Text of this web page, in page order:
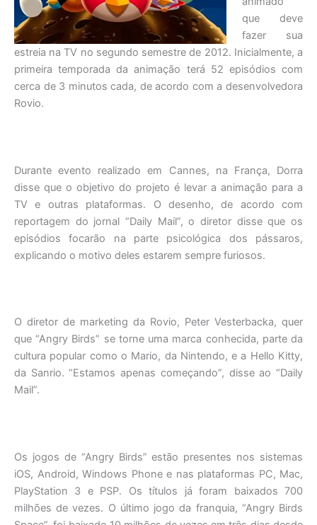
que deve
fazer sua
estreia na TV no segundo semestre de 2012. Inicialmente, a
primeira temporada da animação terá 52 episódios com
cerca de 3 minutos cada, de acordo com a desenvolvedora
Rovio.
Durante evento realizado em Cannes, na França, Dorra
disse que o objetivo do projeto é levar a animação para a
TV e outras plataformas. O desenho, de acordo com
reportagem do jornal “Daily Mail”, o diretor disse que os
episódios focarão na parte psicológica dos pássaros,
explicando o motivo deles estarem sempre furiosos.
O diretor de marketing da Rovio, Peter Vesterbacka, quer
que “Angry Birds” se torne uma marca conhecida, parte da
cultura popular como o Mario, da Nintendo, e a Hello Kitty,
da Sanrio. “Estamos apenas começando”, disse ao “Daily
Mail”.
Os jogos de “Angry Birds” estão presentes nos sistemas
iOS, Android, Windows Phone e nas plataformas PC, Mac,
PlayStation 3 e PSP. Os títulos já foram baixados 700
milhões de vezes. O último jogo da franquia, “Angry Birds